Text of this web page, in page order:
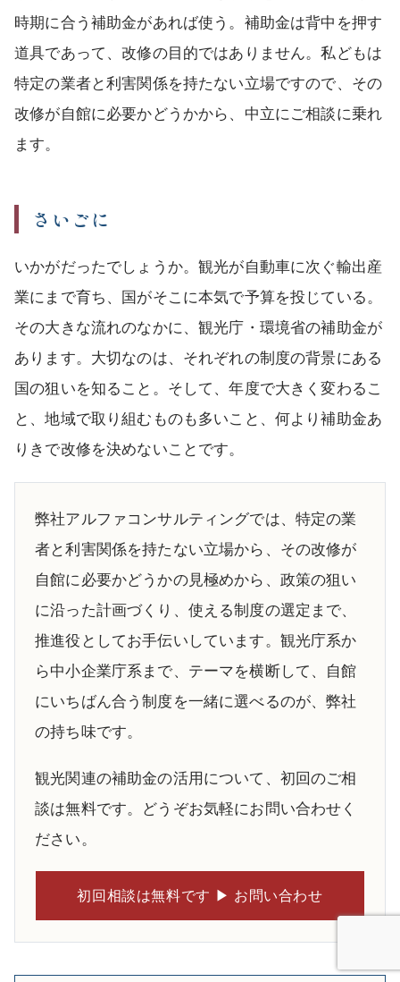
時期に合う補助金があれば使う。補助金は背中を押す
道具であって、改修の目的ではありません。私どもは
特定の業者と利害関係を持たない立場ですので、その
改修が自館に必要かどうかから、中立にご相談に乗れ
ます。
さいごに
いかがだったでしょうか。観光が自動車に次ぐ輸出産
業にまで育ち、国がそこに本気で予算を投じている。
その大きな流れのなかに、観光庁・環境省の補助金が
あります。大切なのは、それぞれの制度の背景にある
国の狙いを知ること。そして、年度で大きく変わるこ
と、地域で取り組むものも多いこと、何より補助金あ
りきで改修を決めないことです。
弊社アルファコンサルティングでは、特定の業
者と利害関係を持たない立場から、その改修が
自館に必要かどうかの見極めから、政策の狙い
に沿った計画づくり、使える制度の選定まで、
推進役としてお手伝いしています。観光庁系か
ら中小企業庁系まで、テーマを横断して、自館
にいちばん合う制度を一緒に選べるのが、弊社
の持ち味です。
観光関連の補助金の活用について、初回のご相
談は無料です。どうぞお気軽にお問い合わせく
ださい。
初回相談は無料です ▶ お問い合わせ